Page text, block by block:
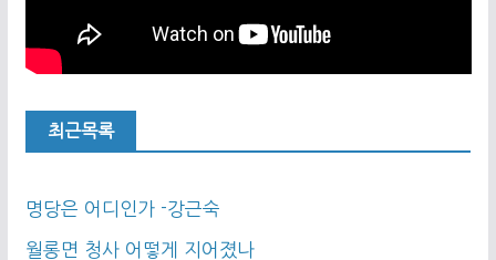
최근목록
명당은 어디인가 -강근숙
월롱면 청사 어떻게 지어졌나